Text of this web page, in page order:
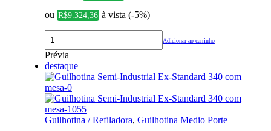
ou R$9.324,36 à vista (-5%)
Adicionar ao carrinho
Prévia
destaque
Guilhotina / Refiladora, Guilhotina Medio Porte